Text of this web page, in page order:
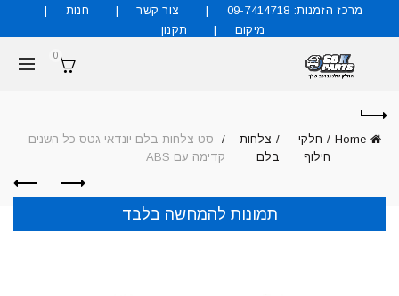
מרכז הזמנות: 09-7414718 צור קשר
חנות
מיקום
תקנון
0
Home
חלקי
חילוף
צלחות
בלם
סט צלחות בלם יונדאי גטס כל השנים
קדימה עם ABS
תמונות להמחשה בלבד